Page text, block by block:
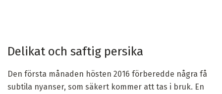
Delikat och saftig persika
Den första månaden hösten 2016 förberedde några få
subtila nyanser, som säkert kommer att tas i bruk. En